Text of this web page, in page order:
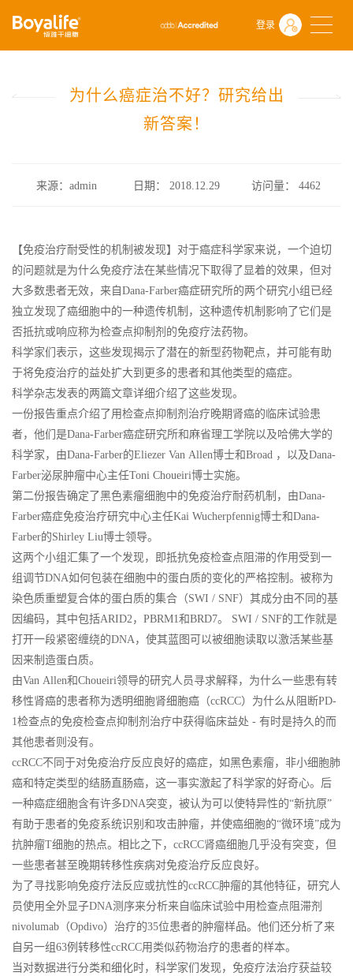
登录
首页 什么是干细胞
前沿动态
为什么癌症治不好？研究给出新答案！
为什么癌症治不好？研究给出
新答案！
来源：admin 日期： 2018.12.29 访问量：4462
【免疫治疗耐受性的机制被发现】对于癌症科学家来说，一个迫切
的问题就是为什么免疫疗法在某些情况下取得了显着的效果，但对
大多数患者无效，来自Dana-Farber癌症研究所的两个研究小组已经
独立发现了癌细胞中的一种遗传机制，这种遗传机制影响了它们是
否抵抗或响应称为检查点抑制剂的免疫疗法药物。
科学家们表示，这些发现揭示了潜在的新型药物靶点，并可能有助
于将免疫治疗的益处扩大到更多的患者和其他类型的癌症。
科学杂志发表的两篇文章详细介绍了这些发现。
一份报告重点介绍了用检查点抑制剂治疗晚期肾癌的临床试验患
者，他们是Dana-Farber癌症研究所和麻省理工学院以及哈佛大学的
科学家，由Dana-Farber的Eliezer Van Allen博士和Broad ，以及Dana-
Farber泌尿肿瘤中心主任Toni Choueiri博士实施。
第二份报告确定了黑色素瘤细胞中的免疫治疗耐药机制，由Dana-
Farber癌症免疫治疗研究中心主任Kai Wucherpfennig博士和Dana-
Farber的Shirley Liu博士领导。
这两个小组汇集了一个发现，即抵抗免疫检查点阻滞的作用受到一
组调节DNA如何包装在细胞中的蛋白质的变化的严格控制。被称为
染色质重塑复合体的蛋白质的集合（SWI / SNF）其成分由不同的基
因编码，其中包括ARID2，PBRM1和BRD7。 SWI / SNF的工作就是
打开一段紧密缠绕的DNA，使其蓝图可以被细胞读取以激活某些基
因来制造蛋白质。
由Van Allen和Choueiri领导的研究人员寻求解释，为什么一些患有转
移性肾癌的患者称为透明细胞肾细胞癌（ccRCC）为什么从阻断PD-
1检查点的免疫检查点抑制剂治疗中获得临床益处 - 有时是持久的而
其他患者则没有。
ccRCC不同于对免疫治疗反应良好的癌症，如黑色素瘤，非小细胞肺
癌和特定类型的结肠直肠癌，这一事实激起了科学家的好奇心。后
一种癌症细胞含有许多DNA突变，被认为可以使特异性的“新抗原”
有助于患者的免疫系统识别和攻击肿瘤，并使癌细胞的“微环境”成为
抗肿瘤T细胞的热点。相比之下，ccRCC肾癌细胞几乎没有突变，但
一些患者甚至晚期转移性疾病对免疫治疗反应良好。
为了寻找影响免疫疗法反应或抗性的ccRCC肿瘤的其他特征，研究人
员使用全外显子DNA测序来分析来自临床试验中用检查点阻滞剂
nivolumab（Opdivo）治疗的35位患者的肿瘤样品。他们还分析了来
自另一组63例转移性ccRCC用类似药物治疗的患者的样本。
当对数据进行分类和细化时，科学家们发现，免疫疗法治疗获益较